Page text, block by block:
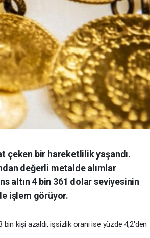
çeken bir hareketlilik yaşandı.
değerli metalde alımlar
altın 4 bin 361 dolar seviyesinin
işlem görüyor.
bin kişi azaldı, işsizlik oranı ise yüzde 4,2'den